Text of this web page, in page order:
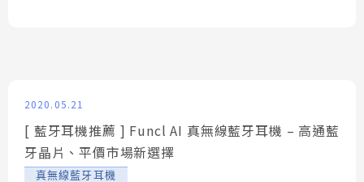
2020.05.21
[ 藍牙耳機推薦 ] Funcl AI 真無線藍牙耳機 – 高通藍
牙晶片、平價市場新選擇
真無線藍牙耳機